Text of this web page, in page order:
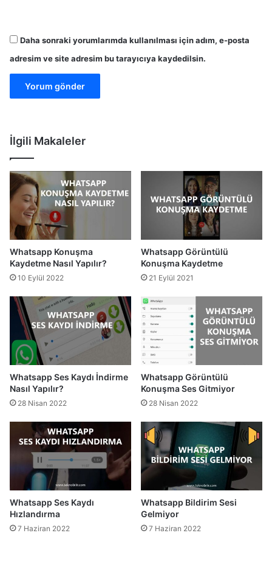
Daha sonraki yorumlarımda kullanılması için adım, e-posta
adresim ve site adresim bu tarayıcıya kaydedilsin.
İlgili Makaleler
Whatsapp Konuşma
Kaydetme Nasıl Yapılır?
10 Eylül 2022
Whatsapp Görüntülü
Konuşma Kaydetme
21 Eylül 2021
Whatsapp Ses Kaydı İndirme
Nasıl Yapılır?
28 Nisan 2022
Whatsapp Görüntülü
Konuşma Ses Gitmiyor
28 Nisan 2022
Whatsapp Ses Kaydı
Hızlandırma
7 Haziran 2022
Whatsapp Bildirim Sesi
Gelmiyor
7 Haziran 2022